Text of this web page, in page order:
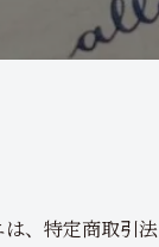
、特定商取引